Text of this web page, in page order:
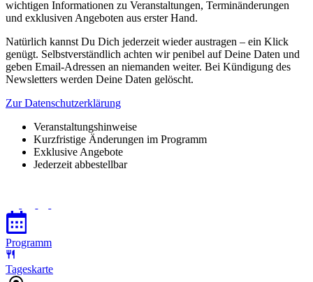
wichtigen Informationen zu Veranstaltungen, Terminänderungen
und exklusiven Angeboten aus erster Hand.
Natürlich kannst Du Dich jederzeit wieder austragen – ein Klick
genügt. Selbstverständlich achten wir penibel auf Deine Daten und
geben Email-Adressen an niemanden weiter. Bei Kündigung des
Newsletters werden Deine Daten gelöscht.
Zur Datenschutzerklärung
Veranstaltungshinweise
Kurzfristige Änderungen im Programm
Exklusive Angebote
Jederzeit abbestellbar
Programm
Tageskarte